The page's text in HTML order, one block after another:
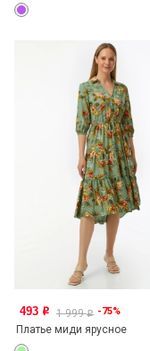
493 o 1 999o -75%
Платье миди ярусное